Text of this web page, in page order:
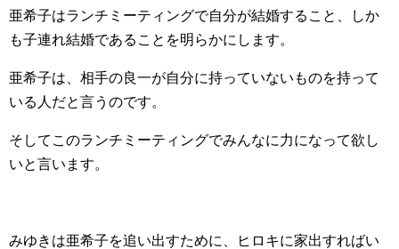
亜希子はランチミーティングで自分が結婚すること、しか
も子連れ結婚であることを明らかにします。
亜希子は、相手の良一が自分に持っていないものを持って
いる人だと言うのです。
そしてこのランチミーティングでみんなに力になって欲し
いと言います。
みゆきは亜希子を追い出すために、ヒロキに家出すればい